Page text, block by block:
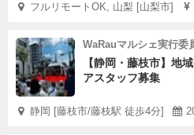
フルリモートOK, 山梨 [山梨市]
WaRauマルシェ実行委
【静岡・藤枝市】地
アスタッフ募集
静岡 [藤枝市/藤枝駅 徒歩4分]